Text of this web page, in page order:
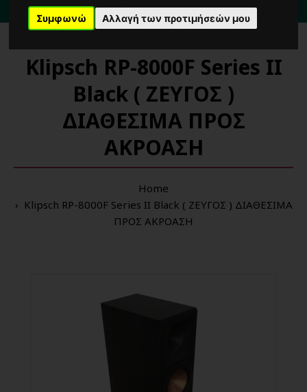
Συμφωνώ Αλλαγή των προτιμήσεών μου
3 λεπτάαπό τη στάση μετρό'Δημοτικό Θέατρο'Πειραιά
Klipsch RP-8000F Series II
Black ( ΖΕΥΓΟΣ )
ΔΙΑΘΕΣΙΜΑ ΠΡΟΣ
ΑΚΡΟΑΣΗ
Home
Klipsch RP-8000F Series II Black ( ΖΕΥΓΟΣ ) ΔΙΑΘΕΣΙΜΑ
ΠΡΟΣ ΑΚΡΟΑΣΗ